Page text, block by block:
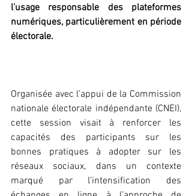
l’usage responsable des plateformes
numériques, particulièrement en période
électorale.
‎Organisée avec l’appui de la Commission
nationale électorale indépendante (CNEI),
cette session visait à renforcer les
capacités des participants sur les
bonnes pratiques à adopter sur les
réseaux sociaux, dans un contexte
marqué par l’intensification des